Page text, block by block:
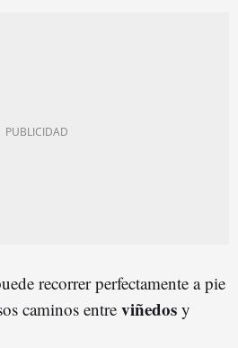
recorrer perfectamente a pie
caminos entre viñedos y